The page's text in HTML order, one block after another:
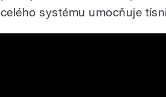
celého systému umocňuje